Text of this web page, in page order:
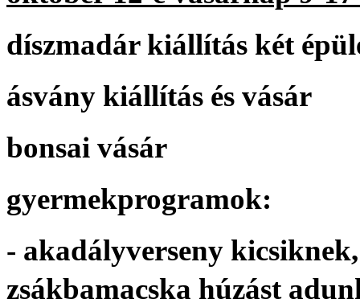
díszmadár kiállítás két
ásvány kiállítás és vásár
bonsai vásár
gyermekprogramok:
- akadályverseny
zsákbamacska húzást